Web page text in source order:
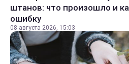
штанов: что произошло и
ошибку
08 августа 2026, 15:03